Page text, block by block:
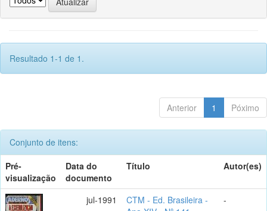
Resultado 1-1 de 1.
Anterior 1 Póximo
Conjunto de itens:
Pré-
visualização
Data do
documento
Título Autor(es)
jul-1991
CTM - Ed. Brasileira -
-